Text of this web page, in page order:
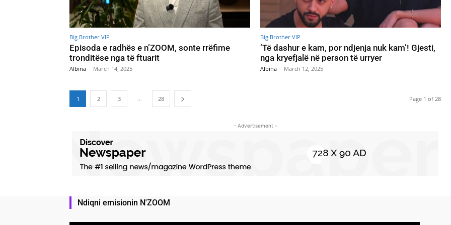
Big Brother VIP
Episoda e radhës e n’ZOOM, sonte rrëfime
tronditëse nga të ftuarit
Albina - March 14, 2025
Big Brother VIP
‘Të dashur e kam, por ndjenja nuk kam’! Gjesti,
nga kryefjalë në person të urryer
Albina - March 12, 2025
1 2 3 ... 28 Page 1 of 28
- Advertisement -
Ndiqni emisionin N'ZOOM